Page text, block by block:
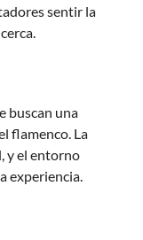
sentir la
buscan una
flamenco. La
y el entorno
experiencia.